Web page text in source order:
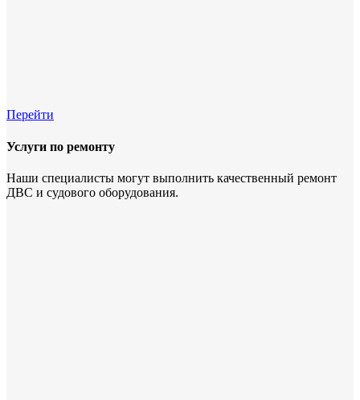
Перейти
Услуги по ремонту
Наши специалисты могут выполнить качественный ремонт
ДВС и судового оборудования.